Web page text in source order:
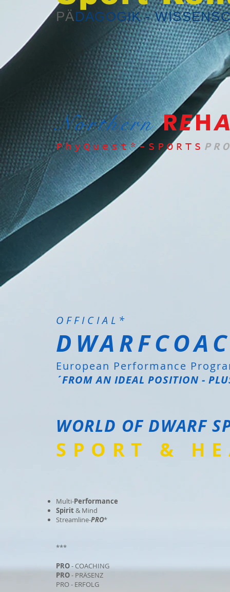
PÄDAGOGIK -
NorthernREH
PhyQuest*-SPORTS
OFFICIAL*
European Performance
´FROM AN IDEAL POSITION -
WORLD OF DWARF
SPORT &
Multi-Performance
Spirit& Mind
Streamline-PRO*
***
PRO- COACHING
PRO- PRÄSENZ
PRO - ERFOLG